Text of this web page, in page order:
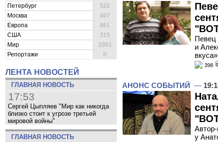
Петербург
522
Москва
407
Европа
861
США
315
Мир
2001
Репортажи
0
ЛЕНТА НОВОСТЕЙ
ГЛАВНАЯ НОВОСТЬ
17:53
Сергей Цыпляев "Мир как никогда
близко стоит к угрозе третьей
мировой войны"
ГЛАВНАЯ НОВОСТЬ
Певец
и
вкуса»
398
АНОНС СОБЫТИЙ —
у